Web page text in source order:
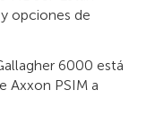
opciones de
6000 está
Axxon PSIM a